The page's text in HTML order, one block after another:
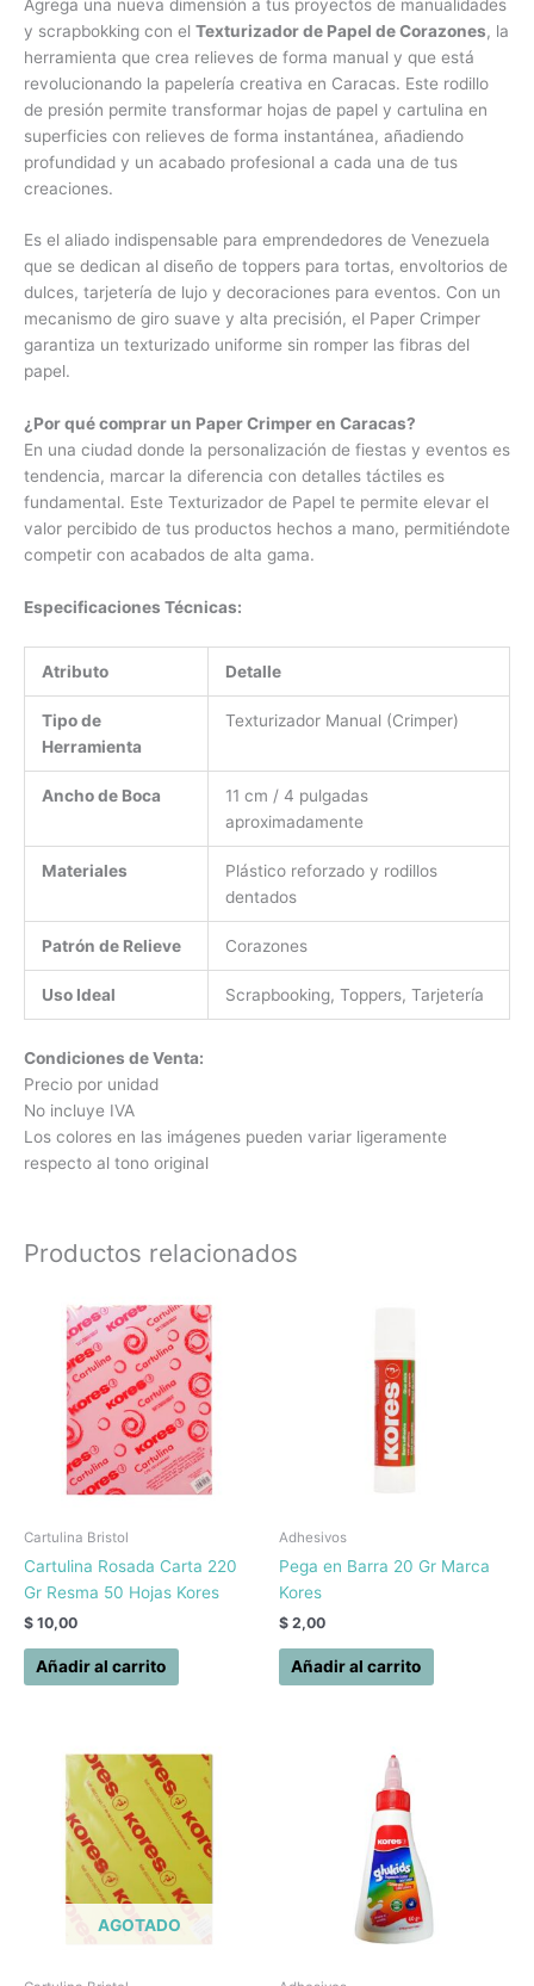
Agrega una nueva dimensión a tus proyectos de manualidades
y scrapbokking con el Texturizador de Papel de Corazones, la
herramienta que crea relieves de forma manual y que está
revolucionando la papelería creativa en Caracas. Este rodillo
de presión permite transformar hojas de papel y cartulina en
superficies con relieves de forma instantánea, añadiendo
profundidad y un acabado profesional a cada una de tus
creaciones.
Es el aliado indispensable para emprendedores de Venezuela
que se dedican al diseño de toppers para tortas, envoltorios de
dulces, tarjetería de lujo y decoraciones para eventos. Con un
mecanismo de giro suave y alta precisión, el Paper Crimper
garantiza un texturizado uniforme sin romper las fibras del
papel.
¿Por qué comprar un Paper Crimper en Caracas?
En una ciudad donde la personalización de fiestas y eventos es
tendencia, marcar la diferencia con detalles táctiles es
fundamental. Este Texturizador de Papel te permite elevar el
valor percibido de tus productos hechos a mano, permitiéndote
competir con acabados de alta gama.
Especificaciones Técnicas:
Atributo Detalle
Tipo de
Herramienta
Texturizador Manual (Crimper)
Ancho de Boca
11 cm / 4 pulgadas
aproximadamente
Materiales
Plástico reforzado y rodillos
dentados
Patrón de Relieve Corazones
Uso Ideal Scrapbooking, Toppers, Tarjetería
Condiciones de Venta:
Precio por unidad
No incluye IVA
Los colores en las imágenes pueden variar ligeramente
respecto al tono original
Productos relacionados
Cartulina Bristol
Cartulina Rosada Carta 220
Gr Resma 50 Hojas Kores
$ 10,00
Añadir al carrito
Adhesivos
Pega en Barra 20 Gr Marca
Kores
$ 2,00
Añadir al carrito
AGOTADO